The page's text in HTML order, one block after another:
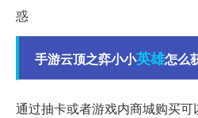
惑
手游云顶之弈小小英雄怎么
通过抽卡或者游戏内商城购买